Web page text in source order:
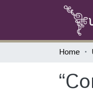
Home